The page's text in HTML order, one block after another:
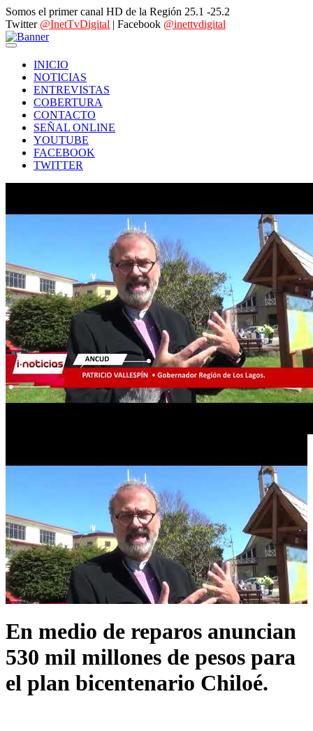
Somos el primer canal HD de la Región 25.1 -25.2
Twitter @InetTvDigital | Facebook @inettvdigital
INICIO
NOTICIAS
ENTREVISTAS
COBERTURA
CONTACTO
SEÑAL ONLINE
YOUTUBE
FACEBOOK
TWITTER
En medio de reparos anuncian
530 mil millones de pesos para
el plan bicentenario Chiloé.